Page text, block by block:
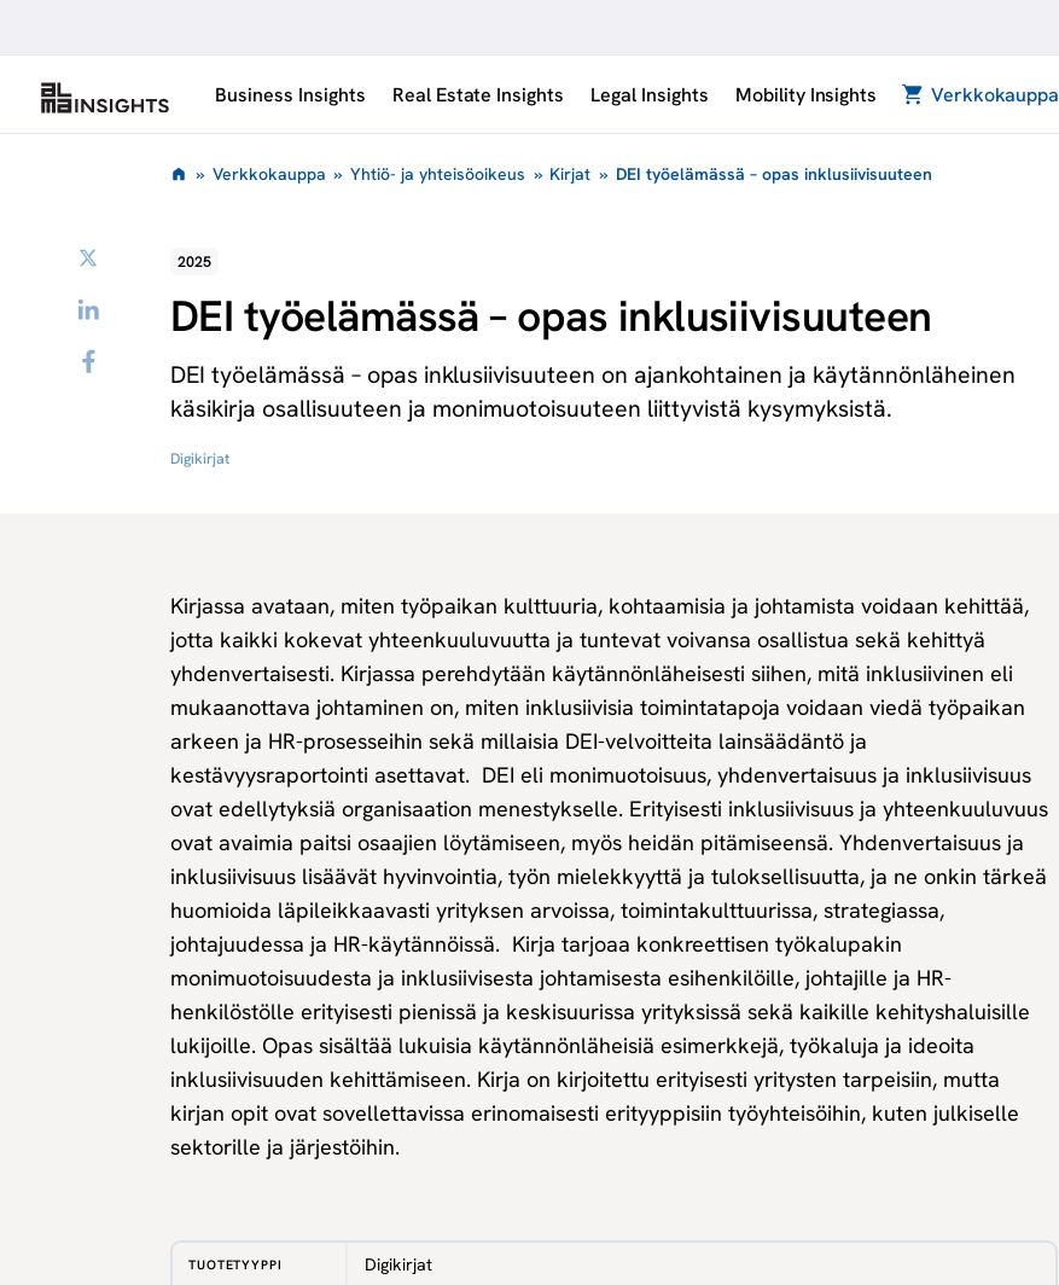
Business Insights Real Estate Insights Legal Insights Mobility Insights Verkkokauppa
LinkedIn
» Verkkokauppa » Yhtiö- ja yhteisöoikeus » Kirjat » DEI työelämässä – opas inklusiivisuuteen
2025
DEI työelämässä – opas inklusiivisuuteen
DEI työelämässä – opas inklusiivisuuteen on ajankohtainen ja käytännönläheinen
käsikirja osallisuuteen ja monimuotoisuuteen liittyvistä kysymyksistä.
Digikirjat
Kirjassa avataan, miten työpaikan kulttuuria, kohtaamisia ja johtamista voidaan kehittää,
jotta kaikki kokevat yhteenkuuluvuutta ja tuntevat voivansa osallistua sekä kehittyä
yhdenvertaisesti. Kirjassa perehdytään käytännönläheisesti siihen, mitä inklusiivinen eli
mukaanottava johtaminen on, miten inklusiivisia toimintatapoja voidaan viedä työpaikan
arkeen ja HR-prosesseihin sekä millaisia DEI-velvoitteita lainsäädäntö ja
kestävyysraportointi asettavat. DEI eli monimuotoisuus, yhdenvertaisuus ja inklusiivisuus
ovat edellytyksiä organisaation menestykselle. Erityisesti inklusiivisuus ja yhteenkuuluvuus
ovat avaimia paitsi osaajien löytämiseen, myös heidän pitämiseensä. Yhdenvertaisuus ja
inklusiivisuus lisäävät hyvinvointia, työn mielekkyyttä ja tuloksellisuutta, ja ne onkin tärkeä
huomioida läpileikkaavasti yrityksen arvoissa, toimintakulttuurissa, strategiassa,
johtajuudessa ja HR-käytännöissä. Kirja tarjoaa konkreettisen työkalupakin
monimuotoisuudesta ja inklusiivisesta johtamisesta esihenkilöille, johtajille ja HR-
henkilöstölle erityisesti pienissä ja keskisuurissa yrityksissä sekä kaikille kehityshaluisille
lukijoille. Opas sisältää lukuisia käytännönläheisiä esimerkkejä, työkaluja ja ideoita
inklusiivisuuden kehittämiseen. Kirja on kirjoitettu erityisesti yritysten tarpeisiin, mutta
kirjan opit ovat sovellettavissa erinomaisesti erityyppisiin työyhteisöihin, kuten julkiselle
sektorille ja järjestöihin.
TUOTETYYPPI Digikirjat